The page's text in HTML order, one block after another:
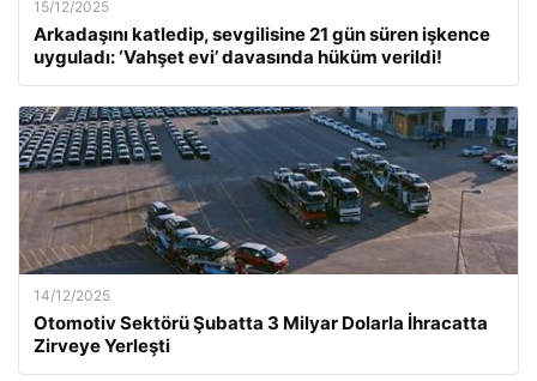
15/12/2025
Arkadaşını katledip, sevgilisine 21 gün süren işkence
uyguladı: ‘Vahşet evi’ davasında hüküm verildi!
14/12/2025
Otomotiv Sektörü Şubatta 3 Milyar Dolarla İhracatta
Zirveye Yerleşti